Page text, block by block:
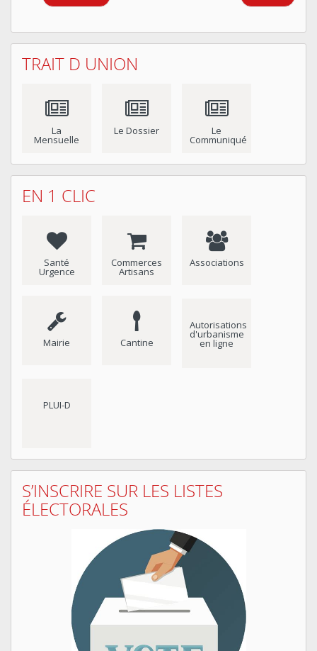
TRAIT D UNION
La
Mensuelle
Le Dossier Le
Communiqué
EN 1 CLIC
Santé
Urgence
Commerces
Artisans
Associations
Mairie Cantine
Autorisations
d'urbanisme
en ligne
PLUI-D
S’INSCRIRE SUR LES LISTES
ÉLECTORALES